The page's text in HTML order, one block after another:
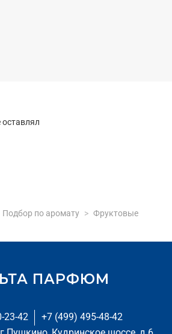
Подбор по аромату Фруктовые
23-42
+7 (499) 495-48-42
ПАРФЮМ